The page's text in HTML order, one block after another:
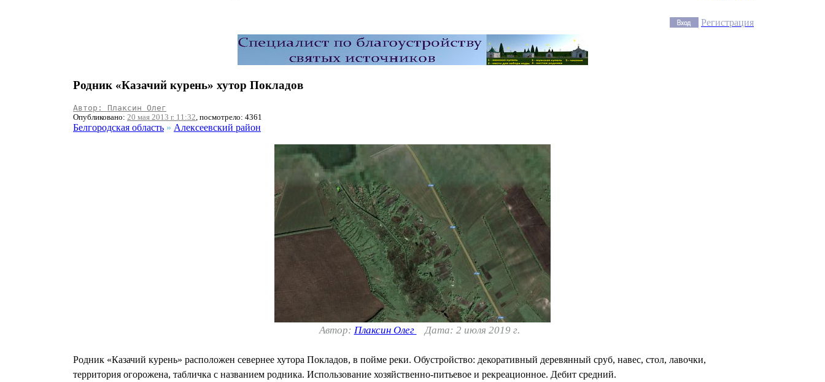
Регистрация
Родник «Казачий курень» хутор Покладов
Автор: Плаксин Олег
Опубликовано: 20 мая 2013 г. 11:32, посмотрело: 4361
Белгородская область » Алексеевский район
Автор: Плаксин Олег Дата: 2 июля 2019 г.
Родник «Казачий курень» расположен севернее хутора Покладов, в пойме реки. Обустройство: декоративный деревянный сруб, навес, стол, лавочки,
территория огорожена, табличка с названием родника. Использование хозяйственно-питьевое и рекреационное. Дебит средний.